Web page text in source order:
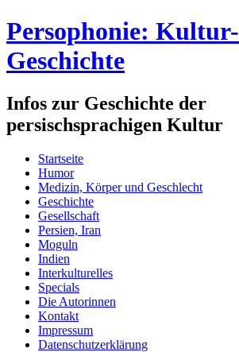
Persophonie: Kultur-
Geschichte
Infos zur Geschichte der
persischsprachigen Kultur
Startseite
Humor
Medizin, Körper und Geschlecht
Geschichte
Gesellschaft
Persien, Iran
Moguln
Indien
Interkulturelles
Specials
Die Autorinnen
Kontakt
Impressum
Datenschutzerklärung